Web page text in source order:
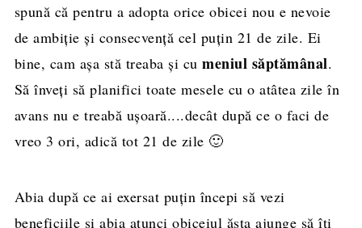
spună că pentru a adopta orice obicei nou e nevoie
de ambiţie şi consecvenţă cel puţin 21 de zile. Ei
bine, cam aşa stă treaba şi cumeniul săptămânal.
Să înveţi să planifici toate mesele cu o atâtea zile în
avans nu e treabă uşoară....decât după ce o faci de
vreo 3 ori, adică tot 21 de zile 🙂
Abia după ce ai exersat puţin începi să vezi
beneficiile şi abia atunci obiceiul ăsta ajunge să îţi